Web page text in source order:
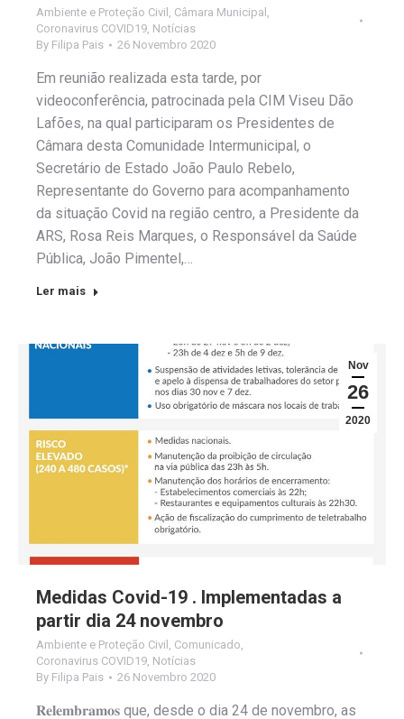
Ambiente e Proteção Civil Câmara Municipal
Coronavirus COVID19 Notícias
By Filipa Pais 26 Novembro 2020
Em reunião realizada esta tarde, por
videoconferência, patrocinada pela CIM Viseu Dão
Lafões, na qual participaram os Presidentes de
Câmara desta Comunidade Intermunicipal, o
Secretário de Estado João Paulo Rebelo,
Representante do Governo para acompanhamento
da situação Covid na região centro, a Presidente da
ARS, Rosa Reis Marques, o Responsável da Saúde
Pública, João Pimentel,…
Ler mais
Nov
26
2020
Medidas Covid-19 . Implementadas a
partir dia 24 novembro
Ambiente e Proteção Civil Comunicado
Coronavirus COVID19 Notícias
By Filipa Pais 26 Novembro 2020
𝐑𝐞𝐥𝐞𝐦𝐛𝐫𝐚𝐦𝐨𝐬 que, desde o dia 24 de novembro, as